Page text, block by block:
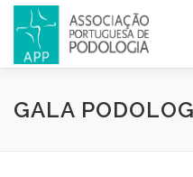
APP PODOLOGIA
GALA